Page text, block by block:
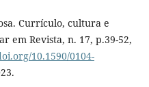
Currículo, cultura e
em Revista, n. 17, p.39-52,
10.1590/0104-